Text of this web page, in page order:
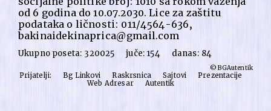
od 6 godina do 10.07.2030. Lice za zaštitu
podataka o ličnosti: 011/4564-636,
bakinaidekinaprica@gmail.com
Ukupno poseta: 320025 juče: 154 danas: 84
© BGAutentik
Prijatelji: Bg Linkovi Raskrsnica Sajtovi
Prezentacije
Web Adresar
Autentik